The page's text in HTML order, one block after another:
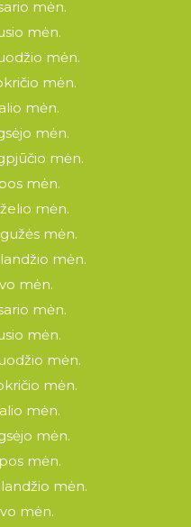
mėn.
mėn.
mėn.
mėn.
mėn.
mėn.
mėn.
mėn.
mėn.
mėn.
mėn.
mėn.
mėn.
mėn.
mėn.
mėn.
mėn.
mėn.
mėn.
mėn.
mėn.